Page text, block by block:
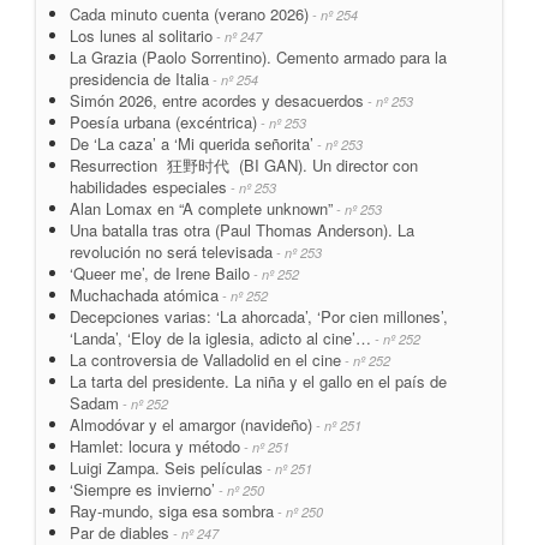
Cada minuto cuenta (verano 2026) - nº 254
Los lunes al solitario - nº 247
La Grazia (Paolo Sorrentino). Cemento armado para la
presidencia de Italia - nº 254
Simón 2026, entre acordes y desacuerdos - nº 253
Poesía urbana (excéntrica) - nº 253
De ‘La caza’ a ‘Mi querida señorita’ - nº 253
Resurrection 狂野时代 (BI GAN). Un director con
habilidades especiales - nº 253
Alan Lomax en “A complete unknown” - nº 253
Una batalla tras otra (Paul Thomas Anderson). La
revolución no será televisada - nº 253
‘Queer me’, de Irene Bailo - nº 252
Muchachada atómica - nº 252
Decepciones varias: ‘La ahorcada’, ‘Por cien millones’,
‘Landa’, ‘Eloy de la iglesia, adicto al cine’… - nº 252
La controversia de Valladolid en el cine - nº 252
La tarta del presidente. La niña y el gallo en el país de
Sadam - nº 252
Almodóvar y el amargor (navideño) - nº 251
Hamlet: locura y método - nº 251
Luigi Zampa. Seis películas - nº 251
‘Siempre es invierno’ - nº 250
Ray-mundo, siga esa sombra - nº 250
Par de diables - nº 247